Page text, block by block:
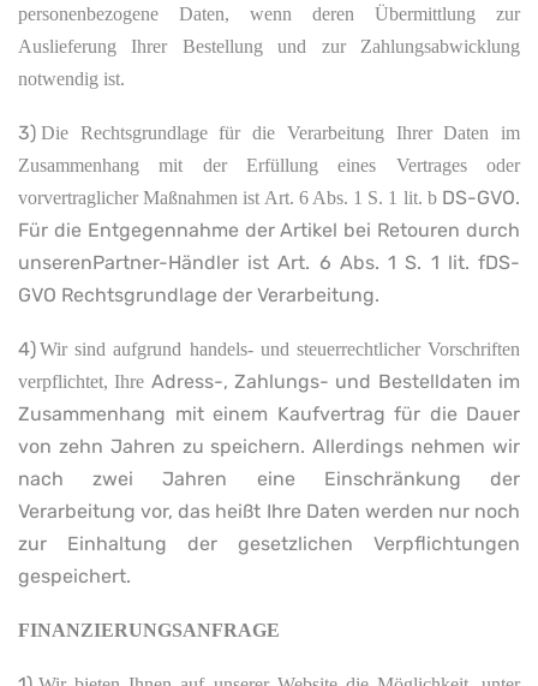
personenbezogene Daten, wenn deren Übermittlung zur
Auslieferung Ihrer Bestellung und zur Zahlungsabwicklung
notwendig ist.
3) Die Rechtsgrundlage für die Verarbeitung Ihrer Daten im
Zusammenhang mit der Erfüllung eines Vertrages oder
vorvertraglicher Maßnahmen ist Art. 6 Abs. 1 S. 1 lit. b DS-GVO.
Für die Entgegennahme der Artikel bei Retouren durch
unserenPartner-Händler ist Art. 6 Abs. 1 S. 1 lit. fDS-
GVO Rechtsgrundlage der Verarbeitung.
4)Wir sind aufgrund handels- und steuerrechtlicher Vorschriften
verpflichtet, Ihre Adress-, Zahlungs- und Bestelldaten im
Zusammenhang mit einem Kaufvertrag für die Dauer
von zehn Jahren zu speichern. Allerdings nehmen wir
nach zwei Jahren eine Einschränkung der
Verarbeitung vor, das heißt Ihre Daten werden nur noch
zur Einhaltung der gesetzlichen Verpflichtungen
gespeichert.
FINANZIERUNGSANFRAGE